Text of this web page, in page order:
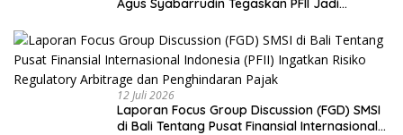
Agus Syabarrudin Tegaskan PFII Jadi
12 Juli 2026
Laporan Focus Group Discussion (FGD) SMSI
di Bali Tentang Pusat Finansial Internasional